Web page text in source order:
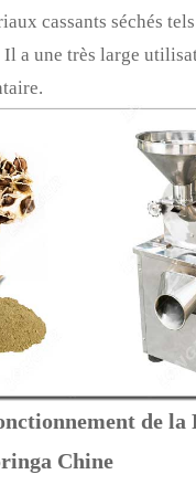
cassants séchés
a une très large
de la
Chine